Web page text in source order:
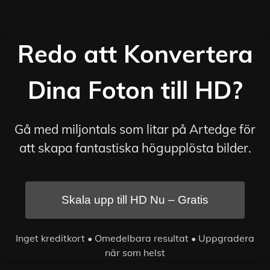
Redo att Konvertera
Dina Foton till HD?
Gå med miljontals som litar på Artedge för
att skapa fantastiska högupplösta bilder.
Skala upp till HD Nu – Gratis
Inget kreditkort • Omedelbara resultat • Uppgradera
när som helst